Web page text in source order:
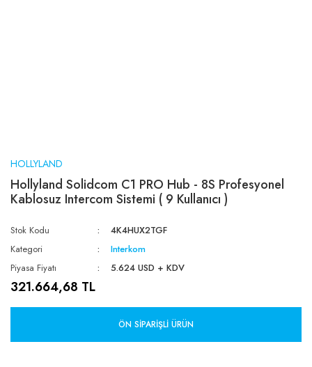
HOLLYLAND
Hollyland Solidcom C1 PRO Hub - 8S Profesyonel
Kablosuz Intercom Sistemi ( 9 Kullanıcı )
Stok Kodu
4K4HUX2TGF
Kategori
Interkom
Piyasa Fiyatı
5.624 USD + KDV
321.664,68 TL
ÖN SIPARIŞLI ÜRÜN